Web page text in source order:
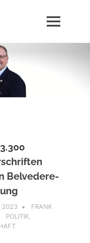
MENÜ
Belvedere-
2023
FRANK
POLITIK